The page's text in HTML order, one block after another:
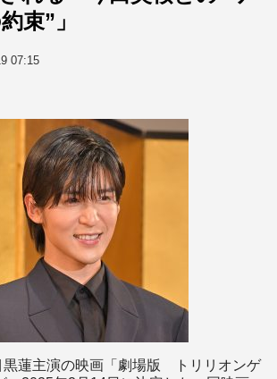
束”」
07:15
蓮主演の映画「劇場版 トリリオンゲ